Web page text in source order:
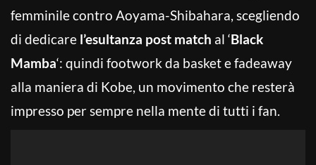
femminile contro Aoyama-Shibahara, scegliendo
di dedicare l’esultanza post match al ‘Black
Mamba‘: quindi footwork da basket e fadeaway
alla maniera di Kobe, un movimento che resterà
impresso per sempre nella mente di tutti i fan.